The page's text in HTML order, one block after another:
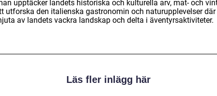
upptäcker landets historiska och kulturella arv, mat- och
utforska den italienska gastronomin och naturupplevelser
av landets vackra landskap och delta i äventyrsaktiviteter.
Läs fler inlägg här